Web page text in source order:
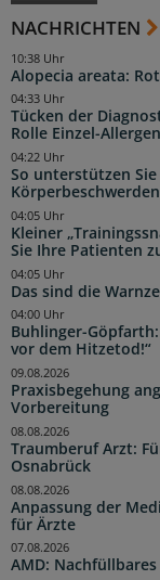
NACHRICHTEN
Alopecia areata:
10:38 Uhr
Tücken der
Rolle Einzel-
04:33 Uhr
So unterstützen
Körperbeschwerden
04:22 Uhr
Kleiner
Sie Ihre Patienten
04:05 Uhr
Das sind die
04:05 Uhr
Buhlinger-
vor dem Hitzetod!“
04:00 Uhr
Praxisbegehung
Vorbereitung
09.08.2026
Traumberuf Arzt:
Osnabrück
08.08.2026
Anpassung der
für Ärzte
08.08.2026
AMD:
07.08.2026